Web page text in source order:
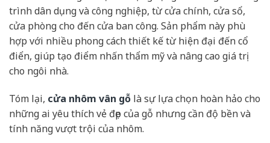
trình dân dụng và công nghiệp, từ cửa chính, cửa sổ,
cửa phòng cho đến cửa ban công. Sản phẩm này phù
hợp với nhiều phong cách thiết kế từ hiện đại đến cổ
điển, giúp tạo điểm nhấn thẩm mỹ và nâng cao giá trị
cho ngôi nhà.
Tóm lại, cửa nhôm vân gỗ là sự lựa chọn hoàn hảo cho
những ai yêu thích vẻ đẹp của gỗ nhưng cần độ bền và
tính năng vượt trội của nhôm.